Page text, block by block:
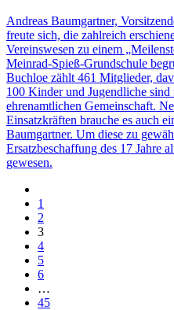
Andreas Baumgartner,
freute sich, die zahlreich
Vereinswesen zu einem
Meinrad-Spieß-Grundschule
Buchloe zählt 461 Mitglieder,
100 Kinder und Jugendliche sind
ehrenamtlichen Gemeinschaft.
Einsatzkräften brauche es auch
Baumgartner. Um diese zu
Ersatzbeschaffung des 17 Jahre
gewesen.
1
2
3
4
5
6
…
45